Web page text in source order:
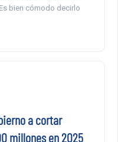
bien cómodo decirlo
a cortar
millones en 2025